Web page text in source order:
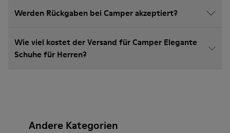
Werden Rückgaben bei Camper akzeptiert?
Wie viel kostet der Versand für Camper Elegante
Schuhe für Herren?
Andere Kategorien